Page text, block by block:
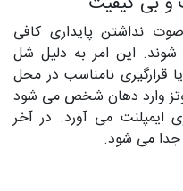
نداشتن پایداری کافی
این امر به دلیل شل
قرارگیری نامناسب در محل
وارد دهان شخص می شود
ایمپلنت می آورد. در آخر
جدا می شود.